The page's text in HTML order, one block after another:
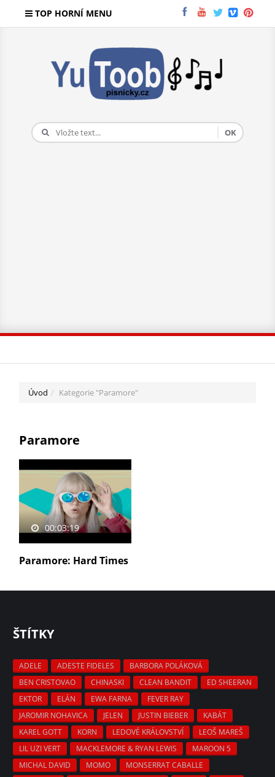
TOP HORNÍ MENU
Úvod Kategorie "Paramore"
Paramore
00:03:19
Paramore: Hard Times
ŠTÍTKY
ADELE ADESTE FIDELES
BARBORA POLÁKOVÁ
BEN CRISTOVAO
CHINASKI CLEAN BANDIT
ED SHEERAN
EKTOR
ELÁN EWA FARNA
FEVER RAY
JAROMIR NOHAVICA
JELEN JUSTIN BIEBER
KABÁT
KAREL GOTT
KORN LEDOVÉ KRÁLOVSTVÍ
LEOŠ MAREŠ
LIL UZI VERT
MACKLEMORE & RYAN LEWIS
MAROON 5
MICHAL DAVID
MOMO
MONSERRAT CABALLE